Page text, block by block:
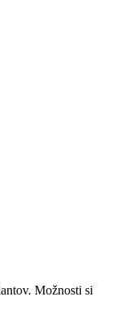
Možnosti si